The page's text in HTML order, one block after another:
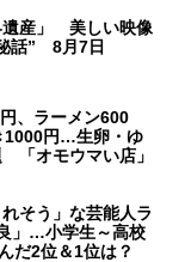
遺産」 美しい映像
話” 8月7日
、ラーメン600
1000円…生卵・ゆ
「オモウマい店」
そう」な芸能人ラ
」…小学生～高校
だ2位＆1位は？